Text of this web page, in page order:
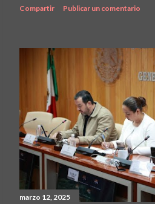
Compartir Publicar un comentario
marzo 12, 2025